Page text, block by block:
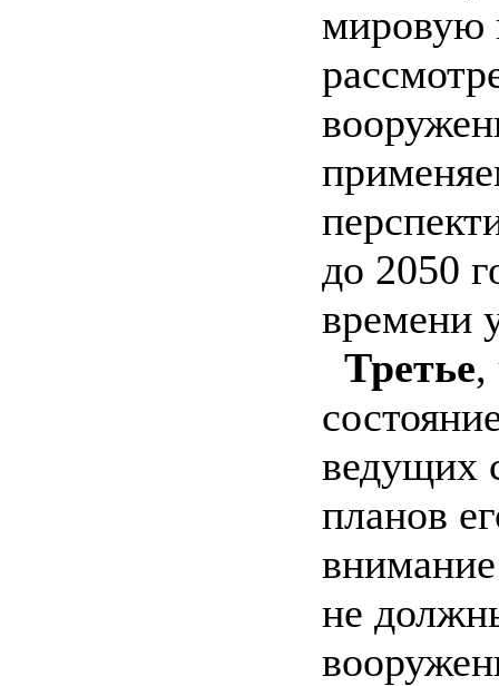
мировую
до 2050
времени
Третье,
ведущих
планов
не